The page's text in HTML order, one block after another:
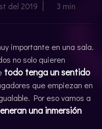
del 2019 3 min
importante en una sala.
no solo quieren
todo tenga un sentido
que empiezan en
Por eso vamos a
una inmersión